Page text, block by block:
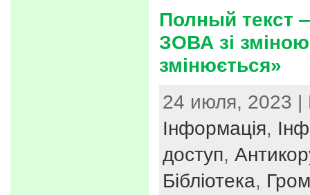
Полный текст
ЗОВА зі зміною
змінюється»
24 июля, 2023 |
Інформація,
доступ,
Бібліотека,